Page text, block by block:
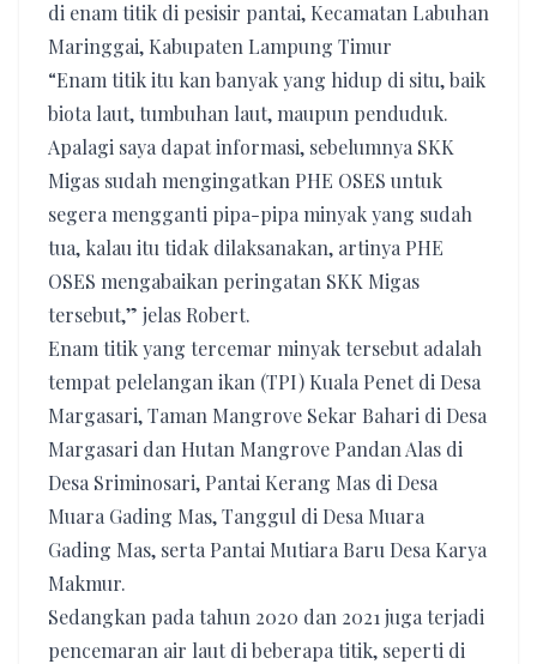
di enam titik di pesisir pantai, Kecamatan Labuhan
Maringgai, Kabupaten Lampung Timur
“Enam titik itu kan banyak yang hidup di situ, baik
biota laut, tumbuhan laut, maupun penduduk.
Apalagi saya dapat informasi, sebelumnya SKK
Migas sudah mengingatkan PHE OSES untuk
segera mengganti pipa-pipa minyak yang sudah
tua, kalau itu tidak dilaksanakan, artinya PHE
OSES mengabaikan peringatan SKK Migas
tersebut,” jelas Robert.
Enam titik yang tercemar minyak tersebut adalah
tempat pelelangan ikan (TPI) Kuala Penet di Desa
Margasari, Taman Mangrove Sekar Bahari di Desa
Margasari dan Hutan Mangrove Pandan Alas di
Desa Sriminosari, Pantai Kerang Mas di Desa
Muara Gading Mas, Tanggul di Desa Muara
Gading Mas, serta Pantai Mutiara Baru Desa Karya
Makmur.
Sedangkan pada tahun 2020 dan 2021 juga terjadi
pencemaran air laut di beberapa titik, seperti di